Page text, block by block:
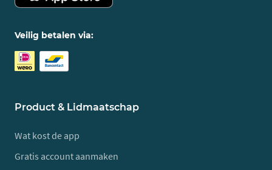
Veilig betalen via:
Product & Lidmaatschap
Wat kost de app
Gratis account aanmaken